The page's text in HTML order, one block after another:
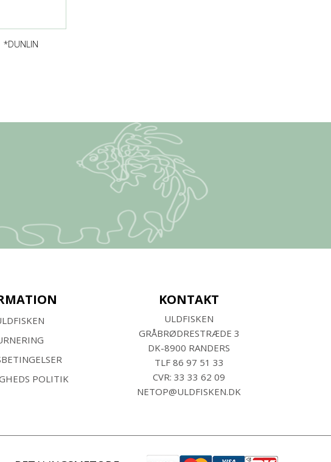
*DUNLIN
POLITIK
KONTAKT
ULDFISKEN
GRÅBRØDRESTRÆDE 3
DK-8900 RANDERS
TLF 86 97 51 33
CVR: 33 33 62 09
NETOP@ULDFISKEN.DK